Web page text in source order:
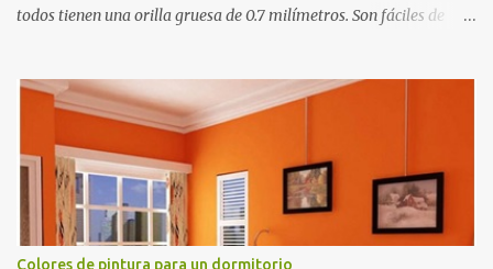
todos tienen una orilla gruesa de 0.7 milímetros. Son fáciles de
matemáticos, para decorar los cumpleaños de los niños, entre
otras cosas.
Colores de pintura para un dormitorio